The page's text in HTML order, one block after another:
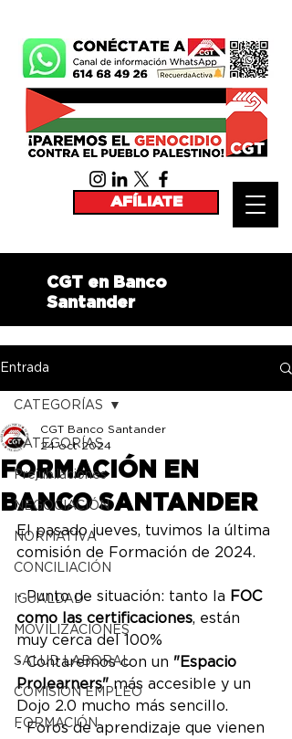
CGT en Banco
Santander
AFÍLIATE
Entrada
CATEGORÍAS
Prejubilaciones
NEGOCIACIÓN
NORMATIVA
CONCILIACIÓN
IGUALDAD
MOVILIZACIONES
SALUD LABORAL
COMISIÓN EMPLEO
FORMACIÓN
CATEGORÍAS
FORMACIÓN EN
BANCO SANTANDER
CGT Banco Santander
24 oct 2024
El pasado jueves, tuvimos la última
comisión de Formación de 2024.
- Punto de situación: tanto la FOC
como las certificaciones, están
muy cerca del 100%
- Contaremos con un "Espacio
Prolearners" más accesible y un
Dojo 2.0 mucho más sencillo.
- Foros de aprendizaje que vienen